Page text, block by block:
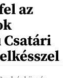
az